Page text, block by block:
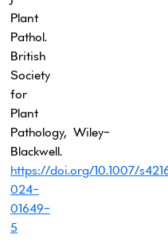
Plant
Pathol.
British
Society
for
Plant
Pathology, Wiley-
Blackwell.
https://doi.org/10.1007/
024-
01649-
5